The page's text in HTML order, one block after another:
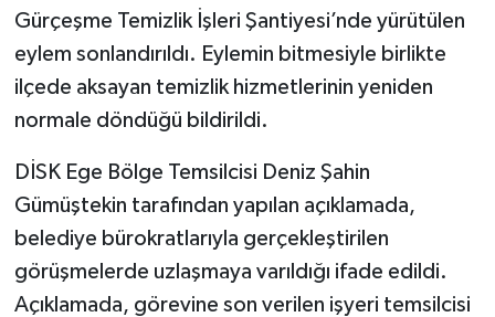
Gürçeşme Temizlik İşleri Şantiyesi’nde yürütülen
eylem sonlandırıldı. Eylemin bitmesiyle birlikte
ilçede aksayan temizlik hizmetlerinin yeniden
normale döndüğü bildirildi.
DİSK Ege Bölge Temsilcisi Deniz Şahin
Gümüştekin tarafından yapılan açıklamada,
belediye bürokratlarıyla gerçekleştirilen
görüşmelerde uzlaşmaya varıldığı ifade edildi.
Açıklamada, görevine son verilen işyeri temsilcisi